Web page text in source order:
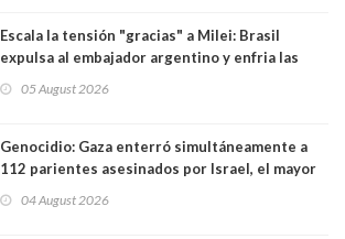
Escala la tensión "gracias" a Milei: Brasil
expulsa al embajador argentino y enfria las
trasandino
05 August 2026
Genocidio: Gaza enterró simultáneamente a
112 parientes asesinados por Israel, el mayor
muertos figuran 44 niños y nueve ancianos
04 August 2026